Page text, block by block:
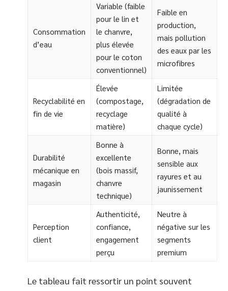
Consommation
d’eau
Variable (faible
pour le lin et
le chanvre,
plus élevée
pour le coton
conventionnel)
Faible en
production,
mais pollution
des eaux par les
microfibres
Recyclabilité en
fin de vie
Élevée
(compostage,
recyclage
matière)
Limitée
(dégradation de
qualité à
chaque cycle)
Durabilité
mécanique en
magasin
Bonne à
excellente
(bois massif,
chanvre
technique)
Bonne, mais
sensible aux
rayures et au
jaunissement
Perception
client
Authenticité,
confiance,
engagement
perçu
Neutre à
négative sur les
segments
premium
Le tableau fait ressortir un point souvent